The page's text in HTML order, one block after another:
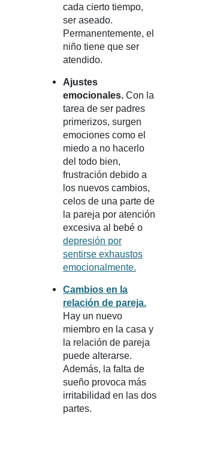
cada cierto tiempo,
ser aseado.
Permanentemente, el
niño tiene que ser
atendido.
Ajustes
emocionales. Con la
tarea de ser padres
primerizos, surgen
emociones como el
miedo a no hacerlo
del todo bien,
frustración debido a
los nuevos cambios,
celos de una parte de
la pareja por atención
excesiva al bebé o
depresión por
sentirse exhaustos
emocionalmente.
Cambios en la
relación de pareja.
Hay un nuevo
miembro en la casa y
la relación de pareja
puede alterarse.
Además, la falta de
sueño provoca más
irritabilidad en las dos
partes.